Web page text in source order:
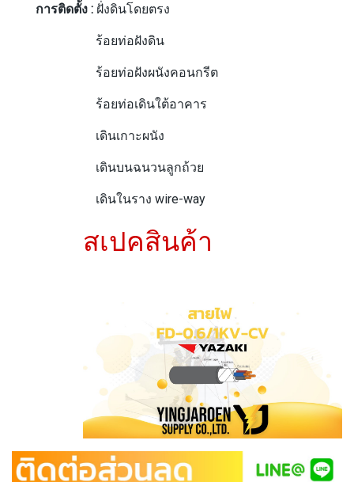
การติดตั้ง : ฝั่งดินโดยตรง
ร้อยท่อฝังดิน
ร้อยท่อฝังผนังคอนกรีต
ร้อยท่อเดินใต้อาคาร
เดินเกาะผนัง
เดินบนฉนวนลูกถ้วย
เดินในราง wire-way
สเปคสินค้า